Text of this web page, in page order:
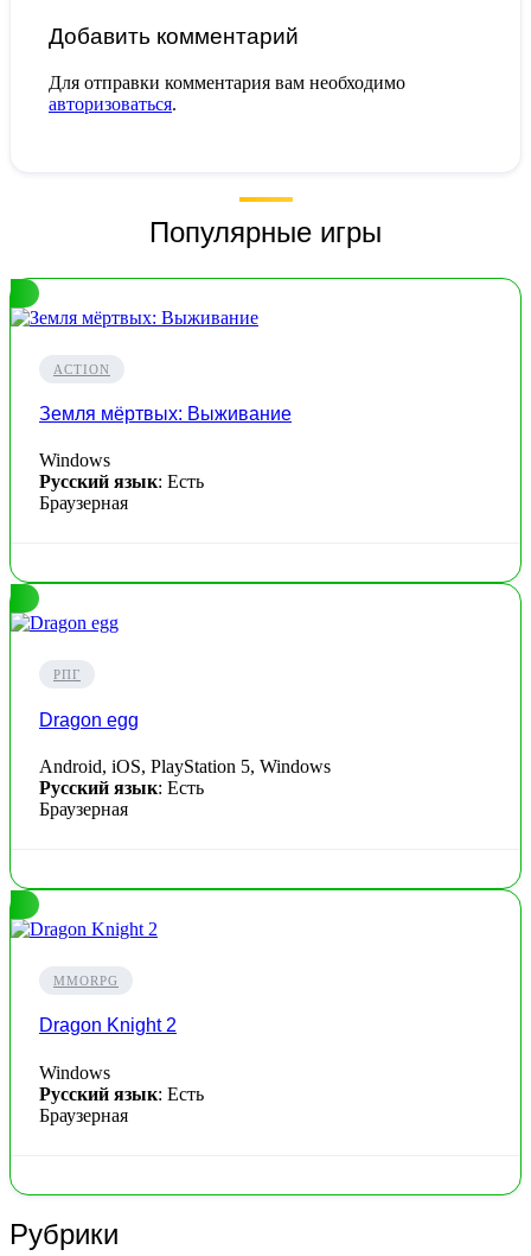
Добавить комментарий
Для отправки комментария вам необходимо
авторизоваться.
Популярные игры
ACTION
Земля мёртвых: Выживание
Windows
Русский язык: Есть
Браузерная
РПГ
Dragon egg
Android, iOS, PlayStation 5, Windows
Русский язык: Есть
Браузерная
MMORPG
Dragon Knight 2
Windows
Русский язык: Есть
Браузерная
Рубрики